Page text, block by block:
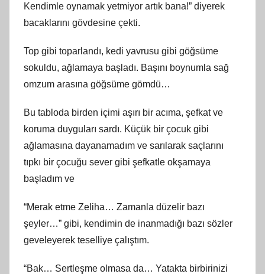
Kendimle oynamak yetmiyor artık bana!” diyerek
bacaklarını gövdesine çekti.
Top gibi toparlandı, kedi yavrusu gibi göğsüme
sokuldu, ağlamaya başladı. Başını boynumla sağ
omzum arasına göğsüme gömdü…
Bu tabloda birden içimi aşırı bir acıma, şefkat ve
koruma duyguları sardı. Küçük bir çocuk gibi
ağlamasına dayanamadım ve sarılarak saçlarını
tıpkı bir çocuğu sever gibi şefkatle okşamaya
başladım ve
“Merak etme Zeliha… Zamanla düzelir bazı
şeyler…” gibi, kendimin de inanmadığı bazı sözler
geveleyerek teselliye çalıştım.
“Bak… Sertleşme olmasa da… Yatakta birbirinizi